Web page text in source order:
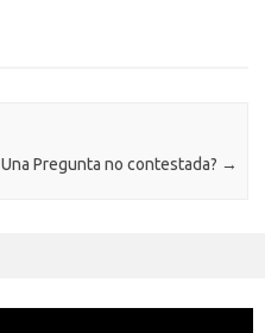
i
Una Pregunta no contestada? →